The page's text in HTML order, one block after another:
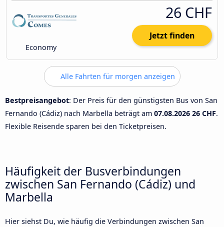
Economy
26 CHF
Jetzt finden
Alle Fahrten für morgen anzeigen
Bestpreisangebot: Der Preis für den günstigsten Bus von San
Fernando (Cádiz) nach Marbella beträgt am 07.08.2026 26 CHF.
Flexible Reisende sparen bei den Ticketpreisen.
Häufigkeit der Busverbindungen
zwischen San Fernando (Cádiz) und
Marbella
Hier siehst Du, wie häufig die Verbindungen zwischen San